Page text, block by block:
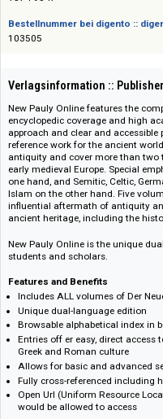
Das Angebot richtet sich nicht an
1574-9347
Bestellnummer bei digento ::
103505
Verlagsinformation ::
New Pauly Online features the
encyclopedic coverage and
approach and clear and
reference work for the ancient
early medieval Europe. Special
one hand, and Semitic, Celtic,
Islam on the other hand. Five
influential aftermath of
ancient heritage, including the
New Pauly Online is the
students and scholars.
Features and Benefits